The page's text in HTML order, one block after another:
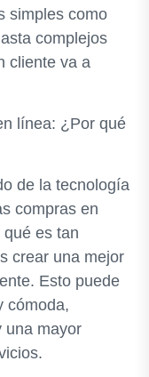
simples como
complejos
cliente va a
línea: ¿Por qué
de la tecnología
compras en
qué es tan
crear una mejor
Esto puede
cómoda,
una mayor